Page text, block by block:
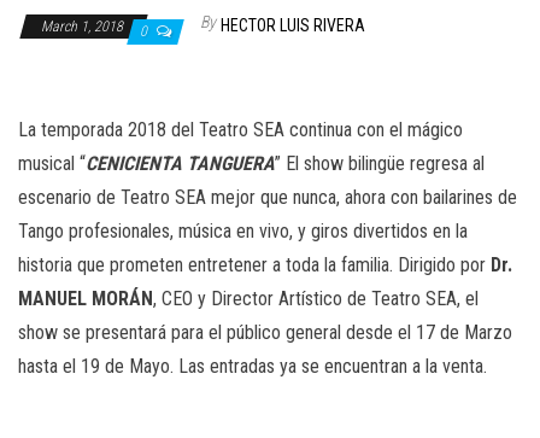
March 1, 2018 0 By HECTOR LUIS RIVERA
La temporada 2018 del Teatro SEA continua con el mágico
musical “CENICIENTA TANGUERA” El show bilingüe regresa al
escenario de Teatro SEA mejor que nunca, ahora con bailarines de
Tango profesionales, música en vivo, y giros divertidos en la
historia que prometen entretener a toda la familia. Dirigido por Dr.
MANUEL MORÁN, CEO y Director Artístico de Teatro SEA, el
show se presentará para el público general desde el 17 de Marzo
hasta el 19 de Mayo. Las entradas ya se encuentran a la venta.